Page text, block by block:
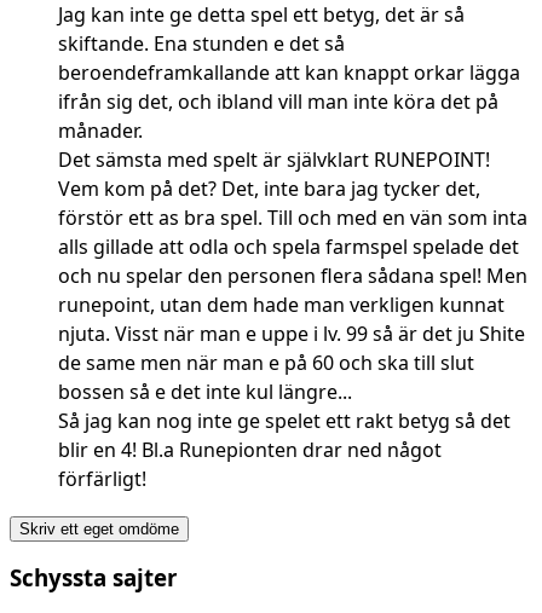
Jag kan inte ge detta spel ett betyg, det är så
skiftande. Ena stunden e det så
beroendeframkallande att kan knappt orkar lägga
ifrån sig det, och ibland vill man inte köra det på
månader.
Det sämsta med spelt är självklart RUNEPOINT!
Vem kom på det? Det, inte bara jag tycker det,
förstör ett as bra spel. Till och med en vän som inta
alls gillade att odla och spela farmspel spelade det
och nu spelar den personen flera sådana spel! Men
runepoint, utan dem hade man verkligen kunnat
njuta. Visst när man e uppe i lv. 99 så är det ju Shite
de same men när man e på 60 och ska till slut
bossen så e det inte kul längre...
Så jag kan nog inte ge spelet ett rakt betyg så det
blir en 4! Bl.a Runepionten drar ned något
förfärligt!
Skriv ett eget omdöme
Schyssta sajter